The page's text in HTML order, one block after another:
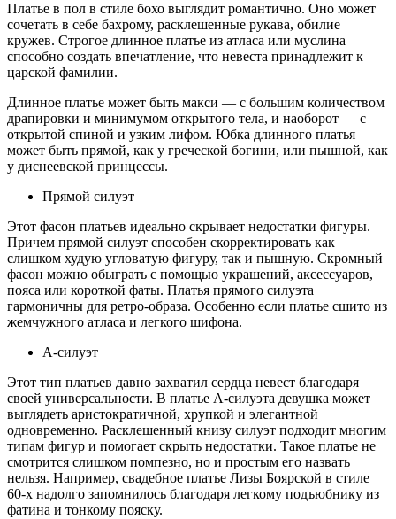
Платье в пол в стиле бохо выглядит романтично. Оно может
сочетать в себе бахрому, расклешенные рукава, обилие
кружев. Строгое длинное платье из атласа или муслина
способно создать впечатление, что невеста принадлежит к
царской фамилии.
Длинное платье может быть макси — с большим количеством
драпировки и минимумом открытого тела, и наоборот — с
открытой спиной и узким лифом. Юбка длинного платья
может быть прямой, как у греческой богини, или пышной, как
у диснеевской принцессы.
Прямой силуэт
Этот фасон платьев идеально скрывает недостатки фигуры.
Причем прямой силуэт способен скорректировать как
слишком худую угловатую фигуру, так и пышную. Скромный
фасон можно обыграть с помощью украшений, аксессуаров,
пояса или короткой фаты. Платья прямого силуэта
гармоничны для ретро-образа. Особенно если платье сшито из
жемчужного атласа и легкого шифона.
А-силуэт
Этот тип платьев давно захватил сердца невест благодаря
своей универсальности. В платье А-силуэта девушка может
выглядеть аристократичной, хрупкой и элегантной
одновременно. Расклешенный книзу силуэт подходит многим
типам фигур и помогает скрыть недостатки. Такое платье не
смотрится слишком помпезно, но и простым его назвать
нельзя. Например, свадебное платье Лизы Боярской в стиле
60-х надолго запомнилось благодаря легкому подъюбнику из
фатина и тонкому пояску.